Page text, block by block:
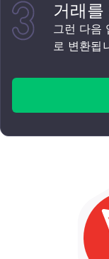
거래
그런 다음
로 변환됩